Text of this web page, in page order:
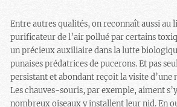
Entre autres qualités, on reconnaît aussi au
purificateur de l’air pollué par certains
un précieux auxiliaire dans la lutte
punaises prédatrices de pucerons. Et pas
persistant et abondant reçoit la visite
Les chauves-souris, par exemple, aiment
nombreux oiseaux y installent leur nid. En